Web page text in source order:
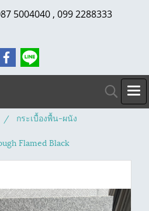
5004040 , 099 2288333
กระเบื้องพื้น-ผนัง
Flamed Black